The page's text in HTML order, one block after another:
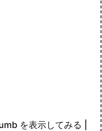
を表示してみる |